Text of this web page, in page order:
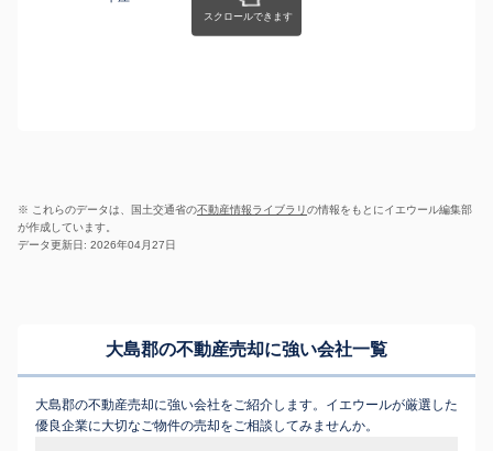
※ これらのデータは、国土交通省の不動産情報ライブラリの情報をもとにイエウール編集部
が作成しています。
データ更新日: 2026年04月27日
大島郡の不動産売却に強い会社一覧
大島郡の不動産売却に強い会社をご紹介します。イエウールが厳選した
優良企業に大切なご物件の売却をご相談してみませんか。